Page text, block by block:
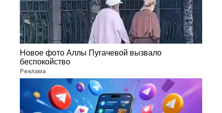
Новое фото Аллы Пугачевой вызвало
беспокойство
Реклама